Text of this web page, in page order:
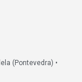
(Pontevedra) •